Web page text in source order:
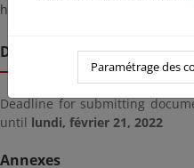
https://rec.redsara.es/registro/
Date limite de remise
Deadline for submitting
until lundi, février 21, 2022
Annexes
Paramétrage des